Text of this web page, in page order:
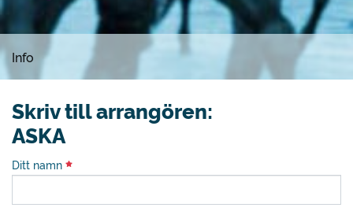
Info
Skriv till arrangören:
ASKA
Ditt namn